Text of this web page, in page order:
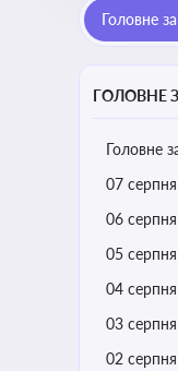
Головне
ГОЛОВНЕ
Головне
07
06
05
04
03
02